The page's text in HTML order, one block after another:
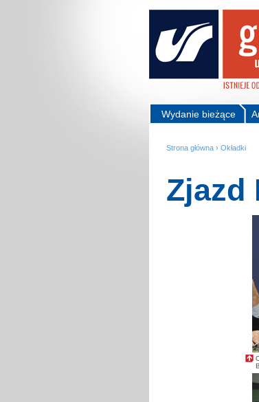
Wydanie bieżące
Strona główna › Okładki
Zjazd